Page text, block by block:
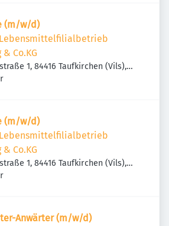
(m/w/d)
Co.KG
1, 84416 Taufkirchen (Vils),
(m/w/d)
Co.KG
1, 84416 Taufkirchen (Vils),
Anwärter (m/w/d)